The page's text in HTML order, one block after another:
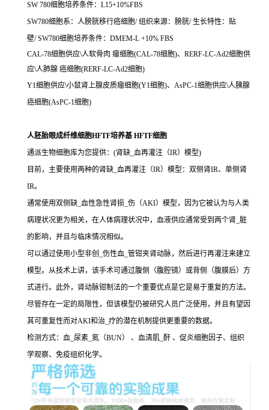
SW 780细胞培养条件：L15+10%FBS
SW780细胞系：人膀胱移行癌细胞/ 组织来源：膀胱/ 生长特性：贴
壁/ SW780细胞培养条件：DMEM-L +10% FBS
CAL-78细胞供应\人软骨肉 瘤细胞(CAL-78细胞)、RERF-LC-Ad2细胞供
应\人肺腺 癌细胞(RERF-LC-Ad2细胞)
Y1细胞供应\小鼠肾上腺皮质瘤细胞(Y1细胞)、AsPC-1细胞供应\人胰腺
癌细胞(AsPC-1细胞)
人胚胎眼成纤维细胞HFTF培养基 HFTF细胞
通派生物细胞库为您提供：(肾缺_血再灌注（IR）模型)
目前，主要使用两种的肾缺_血再灌注（IR）模型：双侧肾IR、单侧肾
IR。
通常使用双侧缺_血性急性肾损_伤（AKI）模型，因为它被认为与人类
病理状况更为相关，在人体病理状况中，血液供应通常受到两个肾_脏
的影响，并且与临床情况相似。
可以通过使用小型非创_伤性血_管钳夹肾动脉，然后进行再灌注来建立
模型。从技术上讲，该手术可通过腹侧（腹腔镜）或背侧（腹膜后）方
式进行。此外，肾动脉钳制法的一个重要优点是它是易于重复的方法。
尽管存在一定的局限性，但该模型仍被研究人员广泛使用，并且有望因
其可重复性而对AKI和治_疗的潜在机制提供更重要的数据。
检测方式：血_尿素_氮（BUN） 、血清肌_酐 、促炎细胞因子、组织
学观察、免疫组织化学。